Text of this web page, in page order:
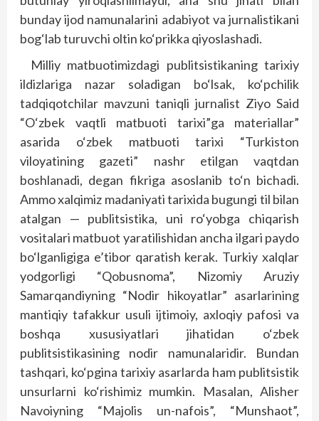
bunday ijod namunalarini adabiyot va jurnalistikani
bog‘lab turuvchi oltin ko‘prikka qiyoslashadi.
Milliy matbuotimizdagi publitsistikaning tarixiy
ildizlariga nazar soladigan bo‘lsak, ko‘pchilik
tadqiqotchilar mavzuni taniqli jurnalist Ziyo Said
“O‘zbek vaqtli matbuoti tarixi”ga materiallar”
asarida o‘zbek matbuoti tarixi “Turkiston
viloyatining gazeti” nashr etilgan vaqtdan
boshlanadi, degan fikriga asoslanib to‘n bichadi.
Ammo xalqimiz madaniyati tarixida bugungi til bilan
atalgan — publitsistika, uni ro‘yobga chiqarish
vositalari matbuot yaratilishidan ancha ilgari paydo
bo‘lganligiga e’tibor qaratish kerak. Turkiy xalqlar
yodgorligi “Qobusnoma”, Nizomiy Aruziy
Samarqandiyning “Nodir hikoyatlar” asarlarining
mantiqiy tafakkur usuli ijtimoiy, axloqiy pafosi va
boshqa xususiyatlari jihatidan o‘zbek
publitsistikasining nodir namunalaridir. Bundan
tashqari, ko‘pgina tarixiy asarlarda ham publitsistik
unsurlarni ko‘rishimiz mumkin. Masalan, Alisher
Navoiyning “Majolis un-nafois”, “Munshaot”,